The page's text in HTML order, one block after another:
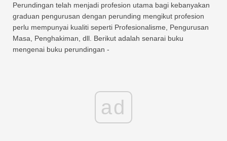
Perundingan telah menjadi profesion utama bagi kebanyakan
graduan pengurusan dengan perunding mengikut profesion
perlu mempunyai kualiti seperti Profesionalisme, Pengurusan
Masa, Penghakiman, dll. Berikut adalah senarai buku
mengenai buku perundingan -
ad